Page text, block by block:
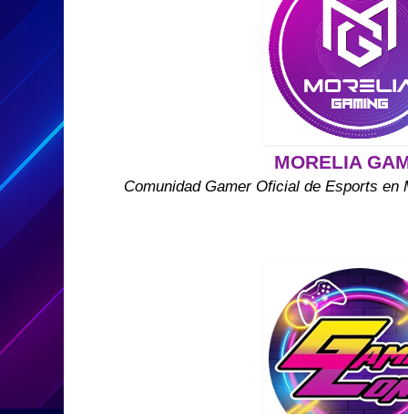
MORELIA
Comunidad Gamer Oficial de Esports en